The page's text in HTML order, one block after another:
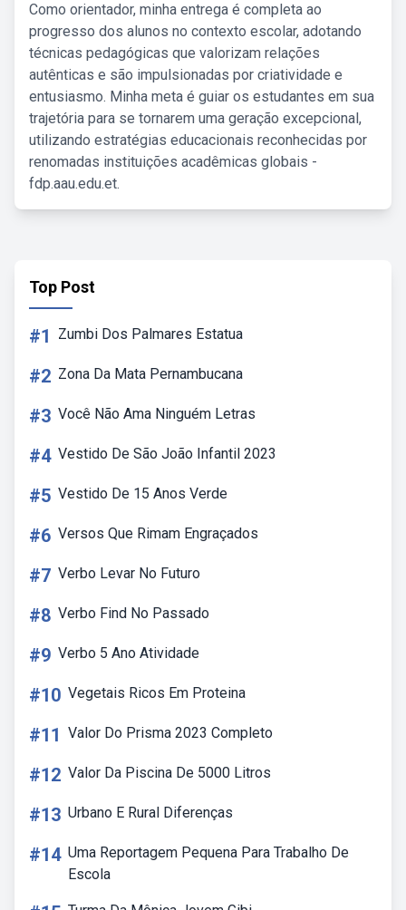
Como orientador, minha entrega é completa ao
progresso dos alunos no contexto escolar, adotando
técnicas pedagógicas que valorizam relações
autênticas e são impulsionadas por criatividade e
entusiasmo. Minha meta é guiar os estudantes em sua
trajetória para se tornarem uma geração excepcional,
utilizando estratégias educacionais reconhecidas por
renomadas instituições acadêmicas globais -
fdp.aau.edu.et.
Top Post
#1 Zumbi Dos Palmares Estatua
#2 Zona Da Mata Pernambucana
#3 Você Não Ama Ninguém Letras
#4 Vestido De São João Infantil 2023
#5 Vestido De 15 Anos Verde
#6 Versos Que Rimam Engraçados
#7 Verbo Levar No Futuro
#8 Verbo Find No Passado
#9 Verbo 5 Ano Atividade
#10 Vegetais Ricos Em Proteina
#11 Valor Do Prisma 2023 Completo
#12 Valor Da Piscina De 5000 Litros
#13 Urbano E Rural Diferenças
#14 Uma Reportagem Pequena Para Trabalho De
Escola